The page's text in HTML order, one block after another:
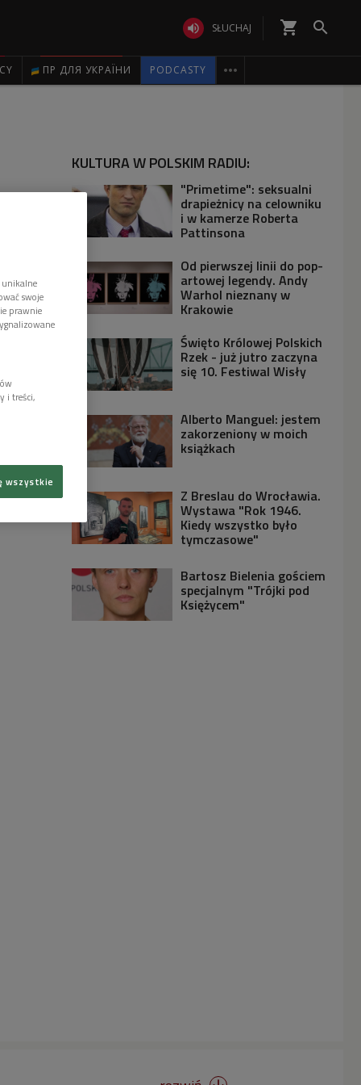
 SŁUCHAJ shopping_cart 
ПР ДЛЯ УКРАЇНИ PODCASTY 
KULTURA W POLSKIM RADIU:
"Primetime": seksualni
drapieżnicy na celowniku
i w kamerze Roberta
Pattinsona
Od pierwszej linii do pop-
artowej legendy. Andy
Warhol nieznany w
Krakowie
Święto Królowej Polskich
Rzek - już jutro zaczyna
się 10. Festiwal Wisły
Alberto Manguel: jestem
zakorzeniony w moich
książkach
Z Breslau do Wrocławia.
Wystawa "Rok 1946.
Kiedy wszystko było
tymczasowe"
Bartosz Bielenia gościem
specjalnym "Trójki pod
Księżycem"
swoje
prawnie
i treści,
wszystkie